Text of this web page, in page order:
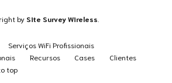
by Site Survey Wireless
Serviços WiFi Profissionais
Recursos Cases
Clientes
top